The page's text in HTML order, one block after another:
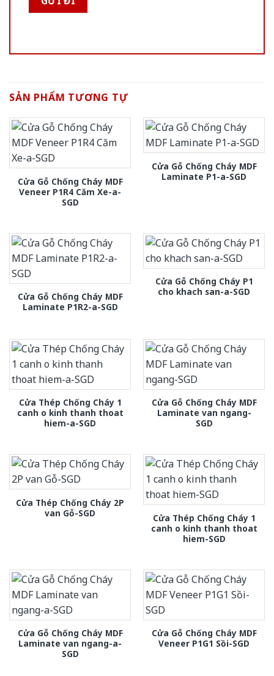
SẢN PHẨM TƯƠNG TỰ
Cửa Gỗ Chống Cháy MDF
Veneer P1R4 Căm Xe-a-
SGD
Cửa Gỗ Chống Cháy MDF
Laminate P1-a-SGD
Cửa Gỗ Chống Cháy MDF
Laminate P1R2-a-SGD
Cửa Gỗ Chống Cháy P1
cho khach san-a-SGD
Cửa Thép Chống Cháy 1
canh o kinh thanh thoat
hiem-a-SGD
Cửa Gỗ Chống Cháy MDF
Laminate van ngang-
SGD
Cửa Thép Chống Cháy 2P
van Gỗ-SGD
Cửa Thép Chống Cháy 1
canh o kinh thanh thoat
hiem-SGD
Cửa Gỗ Chống Cháy MDF
Laminate van ngang-a-
SGD
Cửa Gỗ Chống Cháy MDF
Veneer P1G1 Sồi-SGD